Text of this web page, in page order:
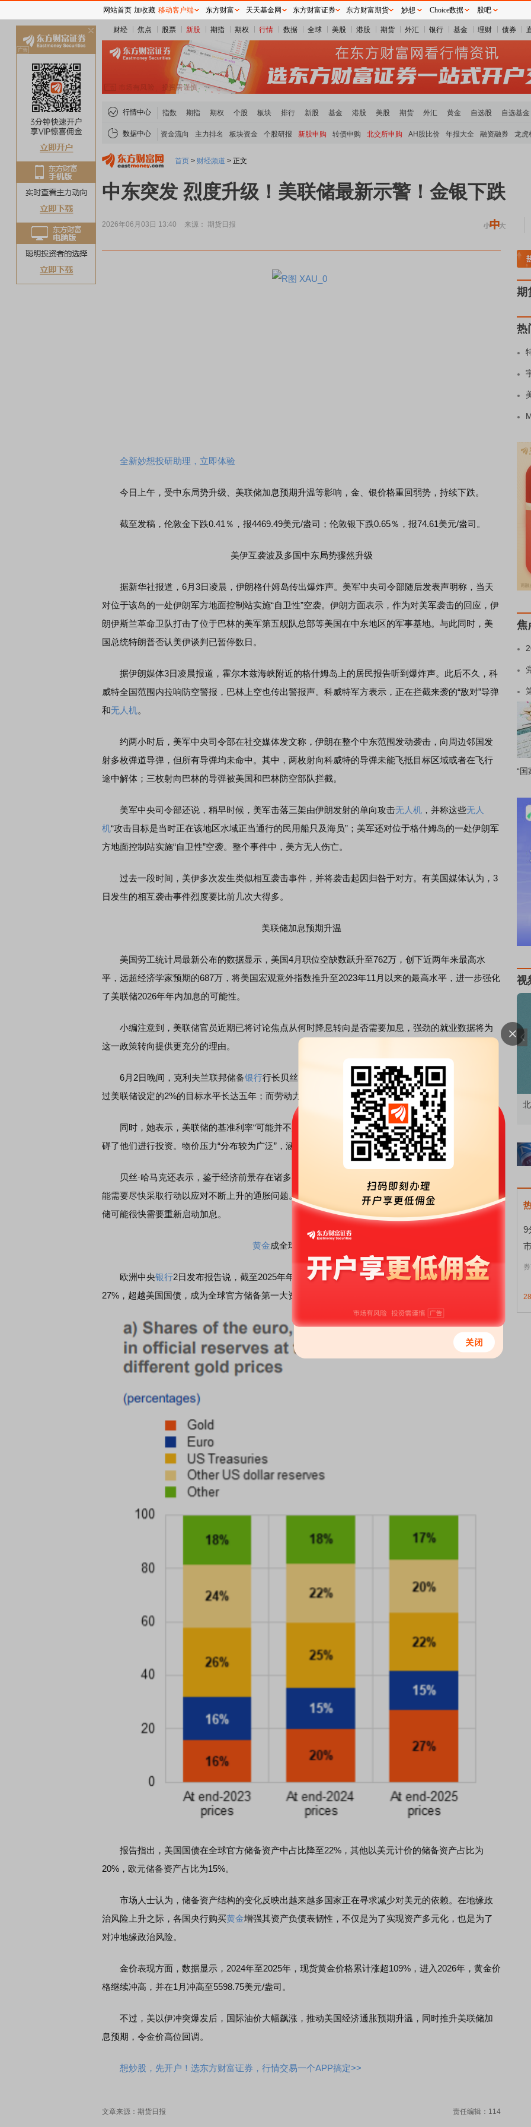
财经 焦点 股票 新股 期指 期权 行情 数据 全球 美股 港股 期货 外汇 银行 基金 理财 债券
行情中心 指数 期指 期权 个股 板块 排行 新股 基金 港股 美股 期货 外汇 黄金 自选股 自选基金
数据中心 资金流向 主力排名 板块资金 个股研报 新股申购 转债申购 北交所申购 AH股比价 年报大全 融资融券 龙虎
首页 > 财经频道 > 正文
中东突发 烈度升级！美联储最新示警！金银下跌
2026年06月03日 13:40 来源： 期货日报
全新妙想投研助理，立即体验
今日上午，受中东局势升级、美联储加息预期升温等影响，金、银价格重回弱势，持续下跌。
截至发稿，伦敦金下跌0.41％，报4469.49美元/盎司；伦敦银下跌0.65％，报74.61美元/盎司。
美伊互袭波及多国中东局势骤然升级
据新华社报道，6月3日凌晨，伊朗格什姆岛传出爆炸声。美军中央司令部随后发表声明称，当天
对位于该岛的一处伊朗军方地面控制站实施“自卫性”空袭。伊朗方面表示，作为对美军袭击的回应，伊
朗伊斯兰革命卫队打击了位于巴林的美军第五舰队总部等美国在中东地区的军事基地。与此同时，美
国总统特朗普否认美伊谈判已暂停数日。
据伊朗媒体3日凌晨报道，霍尔木兹海峡附近的格什姆岛上的居民报告听到爆炸声。此后不久，科
威特全国范围内拉响防空警报，巴林上空也传出警报声。科威特军方表示，正在拦截来袭的“敌对”导弹
和无人机。
约两小时后，美军中央司令部在社交媒体发文称，伊朗在整个中东范围发动袭击，向周边邻国发
射多枚弹道导弹，但所有导弹均未命中。其中，两枚射向科威特的导弹未能飞抵目标区域或者在飞行
途中解体；三枚射向巴林的导弹被美国和巴林防空部队拦截。
美军中央司令部还说，稍早时候，美军击落三架由伊朗发射的单向攻击无人机 ，并称这些无人
机“攻击目标是当时正在该地区水域正当通行的民用船只及海员”；美军还对位于格什姆岛的一处伊朗军
方地面控制站实施“自卫性”空袭。整个事件中，美方无人伤亡。
过去一段时间，美伊多次发生类似相互袭击事件，并将袭击起因归咎于对方。有美国媒体认为，3
日发生的相互袭击事件烈度要比前几次大得多。
美联储加息预期升温
美国劳工统计局最新公布的数据显示，美国4月职位空缺数跃升至762万，创下近两年来最高水
平，远超经济学家预期的687万，将美国宏观意外指数推升至2023年11月以来的最高水平，进一步强化
了美联储2026年年内加息的可能性。
小编注意到，美联储官员近期已将讨论焦点从何时降息转向是否需要加息，强劲的就业数据将为
这一政策转向提供更充分的理由。
6月2日晚间，克利夫兰联邦储备银行行长贝丝·哈玛克表示，她更担心的是通胀问题，因为其已超
过美联储设定的2%的目标水平长达五年；而劳动力市场则依然表现强劲，这一点她并不太担心。
同时，她表示，美联储的基准利率“可能并不具有限制性”，而且她并未听到企业主们抱怨高利率阻
碍了他们进行投资。物价压力“分布较为广泛”，涵盖了商品以及非住房服务领域。
贝丝·哈马克还表示，鉴于经济前景存在诸多不确定性，目前维持利率不变是合理的，但官员们可
能需要尽快采取行动以应对不断上升的通胀问题。如果当前已经处于高位的通胀压力继续加剧，美联
储可能很快需要重新启动加息。
黄金成全球最大储备资产
欧洲中央银行2日发布报告说，截至2025年年底，黄金
在全球官方储备资产总额中的占比已升至
27%，超越美国国债，成为全球官方储备第一大资产。
报告指出，美国国债在全球官方储备资产中占比降至22%，其他以美元计价的储备资产占比为
20%，欧元储备资产占比为15%。
市场人士认为，储备资产结构的变化反映出越来越多国家正在寻求减少对美元的依赖。在地缘政
治风险上升之际，各国央行购买黄金增强其资产负债表韧性，不仅是为了实现资产多元化，也是为了
对冲地缘政治风险。
金价表现方面，数据显示，2024年至2025年，现货黄金价格累计涨超109%，进入2026年，黄金价
格继续冲高，并在1月冲高至5598.75美元/盎司。
不过，美以伊冲突爆发后，国际油价大幅飙涨，推动美国经济通胀预期升温，同时推升美联储加
息预期，令金价高位回调。
想炒股，先开户！选东方财富证券，行情交易一个APP搞定>>
文章来源：期货日报 责任编辑：114
重要机构持股
期
热
焦
“国
视
北交所顶格打新居然只能中碎股
9
网站首页 加收藏 移动客户端 东方财富 天天基金网 东方财富证券 东方财富期货 妙想 Choice数据 股吧
关